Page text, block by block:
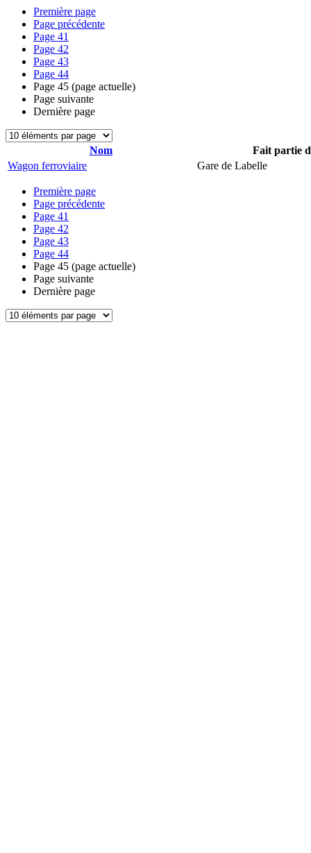
Première page
Page précédente
Page 41
Page 42
Page 43
Page 44
Page 45 (page actuelle)
Page suivante
Dernière page
Nom
Fait partie
Wagon ferroviaire
Gare de Labelle
Première page
Page précédente
Page 41
Page 42
Page 43
Page 44
Page 45 (page actuelle)
Page suivante
Dernière page